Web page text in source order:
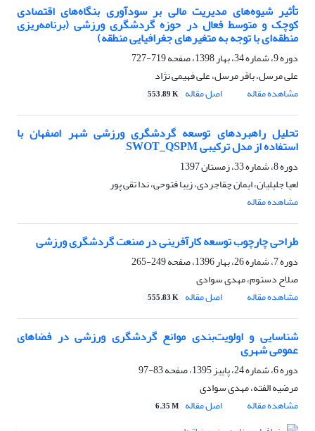
تأثیر شیوه‌های مدیریت مالی بر سودآوری بنگاه‌های اقتصادی
کوچک و متوسط فعال در حوزه گردشگری ورزشی (برنامه‌ریزی
منطقه‌ای با توجه به متغیرهای جغرافیایی منطقه)
دوره 9، شماره 34، بهار 1398، صفحه
719-727
علی مرسل، باقر مرسل، علی فهیمی نژاد
مشاهده مقاله
اصل مقاله 553.89 K
تحلیل راهبردهای توسعه گردشگری ورزشی شهر اصفهان با
استفاده از مدل ترکیبی SWOT_QSPM
دوره 8، شماره 33، زمستان 1397
لعیا جلیلیان، ایمان چقاجردی، زیبا فتوحی، ندا تقی پور
مشاهده مقاله
طراحی چارچوب توسعه کارآفرینی در صنعت گردشگری ورزشی
دوره 7، شماره 26، بهار 1396، صفحه
249-265
صلاح دستوم، مهدی سوادی
مشاهده مقاله
اصل مقاله 555.83 K
شناسایی و اولویت‌بندی موانع گردشگری ورزشی در فضاهای
عمومی شهری
دوره 6، شماره 24، پاییز 1395، صفحه
83-97
مرضیه الفته، مهدی سوادی
مشاهده مقاله
اصل مقاله 6.35 M